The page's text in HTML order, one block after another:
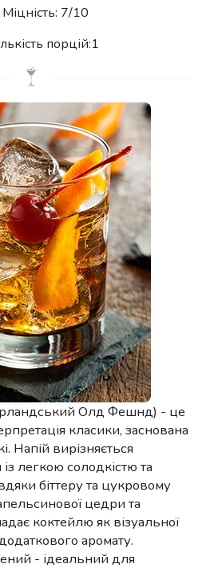
Міцність: 7/10
порцій:1
Олд Фешнд) - це
класики, заснована
Напій вирізняється
легкою солодкістю та
біттеру та цукровому
цедри та
коктейлю як візуальної
аромату.
- ідеальний для